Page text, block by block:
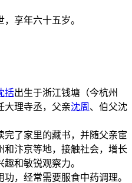
享年六十五岁。
括出生于浙江钱塘（今杭州
大理寺丞，父亲沈周 、伯父沈
完了家里的藏书，并随父亲宦
和汴京等地，接触社会，增长
和敏锐观察力。
，经常需要服食中药调理。